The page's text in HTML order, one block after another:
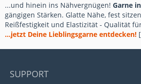
...und hinein ins Nähvergnügen! Garne
gängigen Stärken. Glatte Nähe, fest
Reißfestigkeit und Elastizität - Qualität
...jetzt Deine Lieblingsgarne entdecken!
SUPPORT